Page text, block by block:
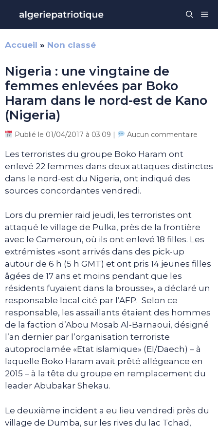
contenu
Accueil » Non classé
Nigeria : une vingtaine de
femmes enlevées par Boko
Haram dans le nord-est de Kano
(Nigeria)
Publié le 01/04/2017 à 03:09 | Aucun commentaire
Les terroristes du groupe Boko Haram ont
enlevé 22 femmes dans deux attaques distinctes
dans le nord-est du Nigeria, ont indiqué des
sources concordantes vendredi.
Lors du premier raid jeudi, les terroristes ont
attaqué le village de Pulka, près de la frontière
avec le Cameroun, où ils ont enlevé 18 filles. Les
extrémistes «sont arrivés dans des pick-up
autour de 6 h (5 h GMT) et ont pris 14 jeunes filles
âgées de 17 ans et moins pendant que les
résidents fuyaient dans la brousse», a déclaré un
responsable local cité par l’AFP. Selon ce
responsable, les assaillants étaient des hommes
de la faction d’Abou Mosab Al-Barnaoui, désigné
l’an dernier par l’organisation terroriste
autoproclamée «Etat islamique» (EI/Daech) – à
laquelle Boko Haram avait prêté allégeance en
2015 – à la tête du groupe en remplacement du
leader Abubakar Shekau.
Le deuxième incident a eu lieu vendredi près du
village de Dumba, sur les rives du lac Tchad,